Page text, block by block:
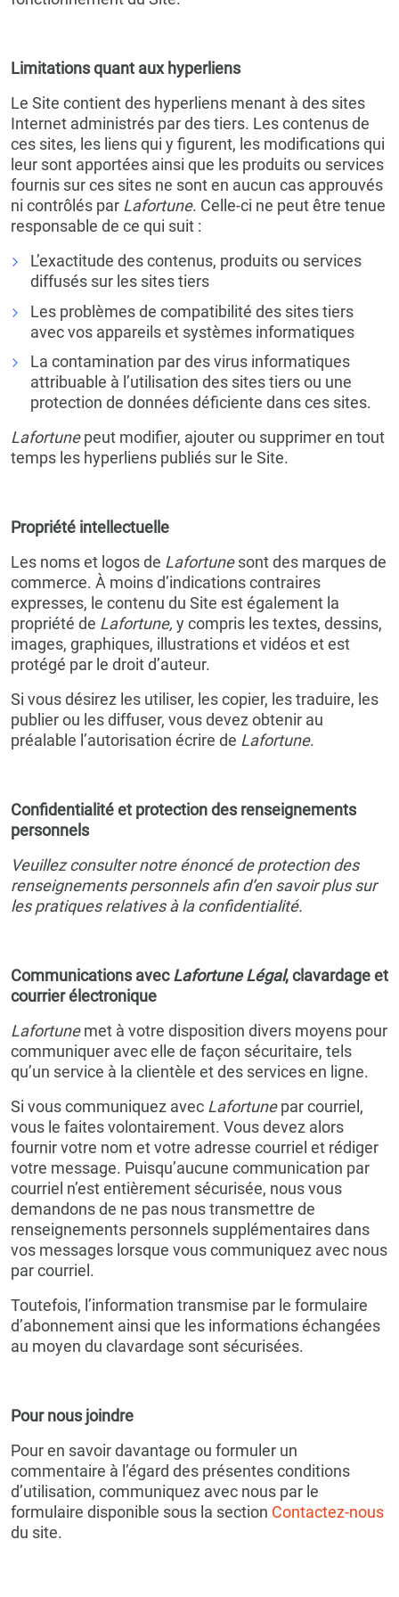
Limitations quant aux hyperliens
Le Site contient des hyperliens menant à des sites
Internet administrés par des tiers. Les contenus de
ces sites, les liens qui y figurent, les modifications qui
leur sont apportées ainsi que les produits ou services
fournis sur ces sites ne sont en aucun cas approuvés
ni contrôlés par Lafortune. Celle-ci ne peut être tenue
responsable de ce qui suit :
L’exactitude des contenus, produits ou services
diffusés sur les sites tiers
Les problèmes de compatibilité des sites tiers
avec vos appareils et systèmes informatiques
La contamination par des virus informatiques
attribuable à l’utilisation des sites tiers ou une
protection de données déficiente dans ces sites.
Lafortunepeut modifier, ajouter ou supprimer en tout
temps les hyperliens publiés sur le Site.
Propriété intellectuelle
Les noms et logos de Lafortunesont des marques de
commerce. À moins d’indications contraires
expresses, le contenu du Site est également la
propriété de Lafortune, y compris les textes, dessins,
images, graphiques, illustrations et vidéos et est
protégé par le droit d’auteur.
Si vous désirez les utiliser, les copier, les traduire, les
publier ou les diffuser, vous devez obtenir au
préalable l’autorisation écrire de Lafortune.
Confidentialité et protection des renseignements
personnels
Veuillez consulter notre énoncé de protection des
renseignements personnels afin d’en savoir plus sur
les pratiques relatives à la confidentialité.
Communications avecLafortune Légal, clavardage et
courrier électronique
Lafortunemet à votre disposition divers moyens pour
communiquer avec elle de façon sécuritaire, tels
qu’un service à la clientèle et des services en ligne.
Si vous communiquez avec Lafortunepar courriel,
vous le faites volontairement. Vous devez alors
fournir votre nom et votre adresse courriel et rédiger
votre message. Puisqu’aucune communication par
courriel n’est entièrement sécurisée, nous vous
demandons de ne pas nous transmettre de
renseignements personnels supplémentaires dans
vos messages lorsque vous communiquez avec nous
par courriel.
Toutefois, l’information transmise par le formulaire
d’abonnement ainsi que les informations échangées
au moyen du clavardage sont sécurisées.
Pour nous joindre
Pour en savoir davantage ou formuler un
commentaire à l’égard des présentes conditions
d’utilisation, communiquez avec nous par le
formulaire disponible sous la section Contactez-nous
du site.